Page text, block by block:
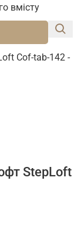
вмісту
StepLoft